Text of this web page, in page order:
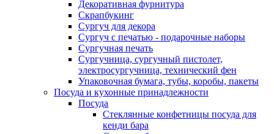
Декоративная фурнитура
Скрапбукинг
Сургуч для декора
Сургуч с печатью - подарочные наборы
Сургучная печать
Сургучница, сургучный пистолет,
электросургучница, технический фен
Упаковочная бумага, тубы, коробы, пакеты
Посуда и кухонные принадлежности
Посуда
Стеклянные конфетницы посуда для
кенди бара